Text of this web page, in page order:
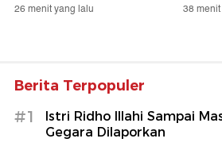
26 menit yang lalu 38
Berita Terpopuler
#1
Istri Ridho Illahi Sampai
Gegara Dilaporkan